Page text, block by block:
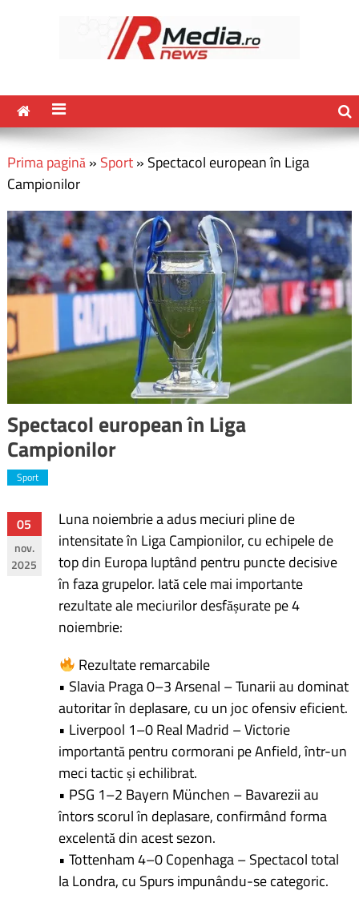
Prima pagină» Sport» Spectacol european în Liga
Campionilor
Spectacol european în Liga
Campionilor
Sport
05
nov.
2025
Luna noiembrie a adus meciuri pline de
intensitate în Liga Campionilor, cu echipele de
top din Europa luptând pentru puncte decisive
în faza grupelor. Iată cele mai importante
rezultate ale meciurilor desfășurate pe 4
noiembrie:
Rezultate remarcabile
• Slavia Praga 0–3 Arsenal – Tunarii au dominat
autoritar în deplasare, cu un joc ofensiv eficient.
• Liverpool 1–0 Real Madrid – Victorie
importantă pentru cormorani pe Anfield, într-un
meci tactic și echilibrat.
• PSG 1–2 Bayern München – Bavarezii au
întors scorul în deplasare, confirmând forma
excelentă din acest sezon.
• Tottenham 4–0 Copenhaga – Spectacol total
la Londra, cu Spurs impunându-se categoric.
Navigare
în
articole